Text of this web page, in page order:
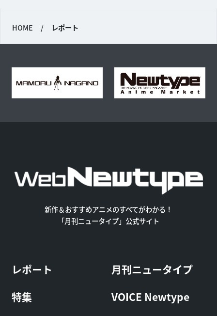
HOME / レポート
新作＆おすすめアニメのすべてがわかる！
「月刊ニュータイプ」公式サイト
レポート
特集
月刊ニュータイプ
VOICE Newtype